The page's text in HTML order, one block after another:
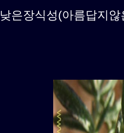
낮은장식성(아름답지